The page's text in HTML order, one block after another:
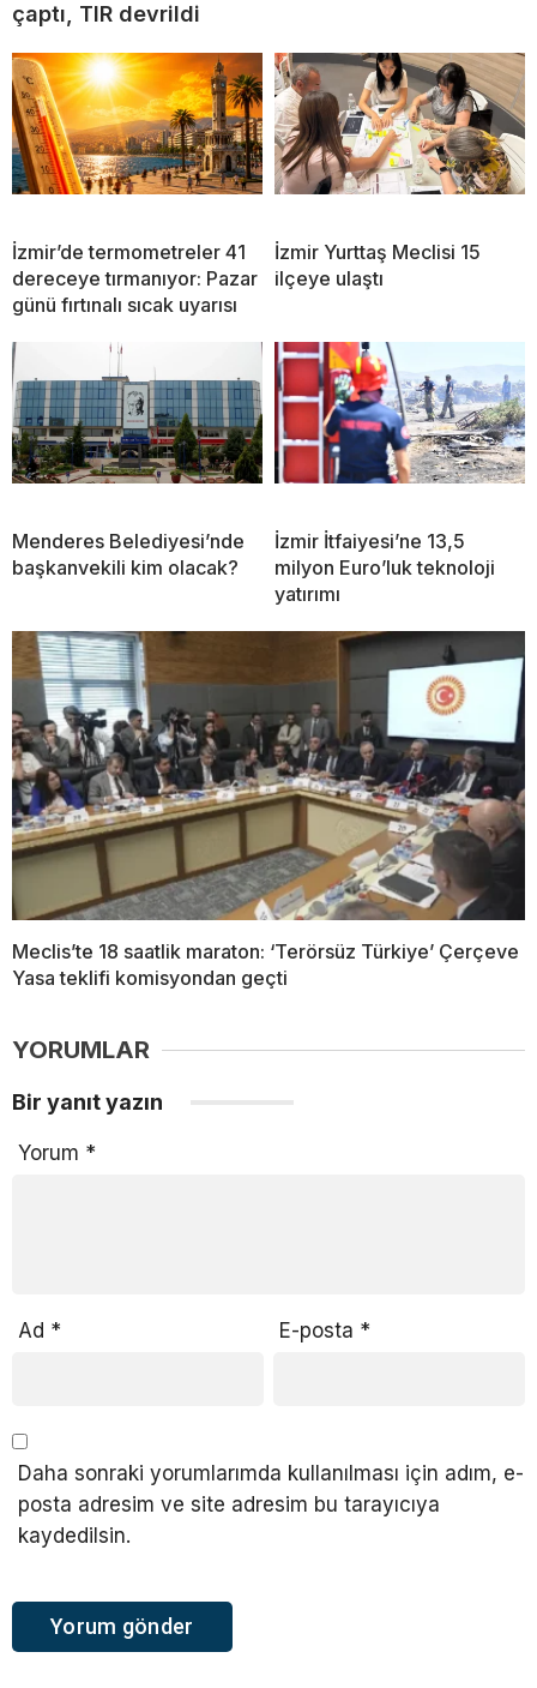
çaptı, TIR devrildi
İzmir’de termometreler 41
dereceye tırmanıyor: Pazar
günü fırtınalı sıcak uyarısı
İzmir Yurttaş Meclisi 15
ilçeye ulaştı
Menderes Belediyesi’nde
başkanvekili kim olacak?
İzmir İtfaiyesi’ne 13,5
milyon Euro’luk teknoloji
yatırımı
Meclis’te 18 saatlik maraton: ‘Terörsüz Türkiye’ Çerçeve
Yasa teklifi komisyondan geçti
YORUMLAR
Bir yanıt yazın
Yorum *
Ad * E-posta *
Daha sonraki yorumlarımda kullanılması için adım, e-
posta adresim ve site adresim bu tarayıcıya
kaydedilsin.